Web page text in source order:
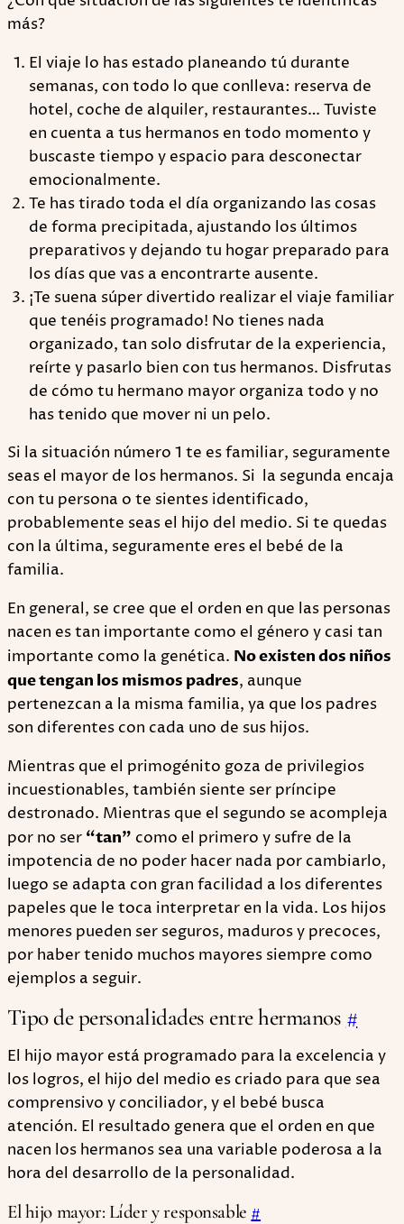
más?
El viaje lo has estado planeando tú durante
semanas, con todo lo que conlleva: reserva de
hotel, coche de alquiler, restaurantes… Tuviste
en cuenta a tus hermanos en todo momento y
buscaste tiempo y espacio para desconectar
emocionalmente.
Te has tirado toda el día organizando las cosas
de forma precipitada, ajustando los últimos
preparativos y dejando tu hogar preparado para
los días que vas a encontrarte ausente.
¡Te suena súper divertido realizar el viaje familiar
que tenéis programado! No tienes nada
organizado, tan solo disfrutar de la experiencia,
reírte y pasarlo bien con tus hermanos. Disfrutas
de cómo tu hermano mayor organiza todo y no
has tenido que mover ni un pelo.
Si la situación número 1 te es familiar, seguramente
seas el mayor de los hermanos. Si la segunda encaja
con tu persona o te sientes identificado,
probablemente seas el hijo del medio. Si te quedas
con la última, seguramente eres el bebé de la
familia.
En general, se cree que el orden en que las personas
nacen es tan importante como el género y casi tan
importante como la genética. No existen dos niños
que tengan los mismos padres, aunque
pertenezcan a la misma familia, ya que los padres
son diferentes con cada uno de sus hijos.
Mientras que el primogénito goza de privilegios
incuestionables, también siente ser príncipe
destronado. Mientras que el segundo se acompleja
por no ser “tan” como el primero y sufre de la
impotencia de no poder hacer nada por cambiarlo,
luego se adapta con gran facilidad a los diferentes
papeles que le toca interpretar en la vida. Los hijos
menores pueden ser seguros, maduros y precoces,
por haber tenido muchos mayores siempre como
ejemplos a seguir.
Tipo de personalidades entre hermanos #
El hijo mayor está programado para la excelencia y
los logros, el hijo del medio es criado para que sea
comprensivo y conciliador, y el bebé busca
atención. El resultado genera que el orden en que
nacen los hermanos sea una variable poderosa a la
hora del desarrollo de la personalidad.
El hijo mayor: Líder y responsable #